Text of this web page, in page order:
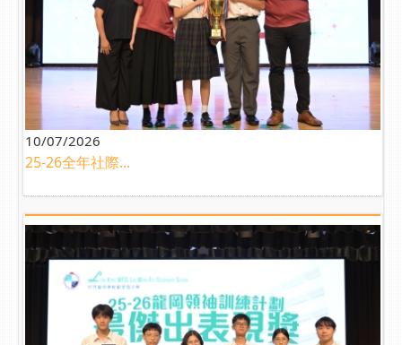
10/07/2026
25-26全年社際...